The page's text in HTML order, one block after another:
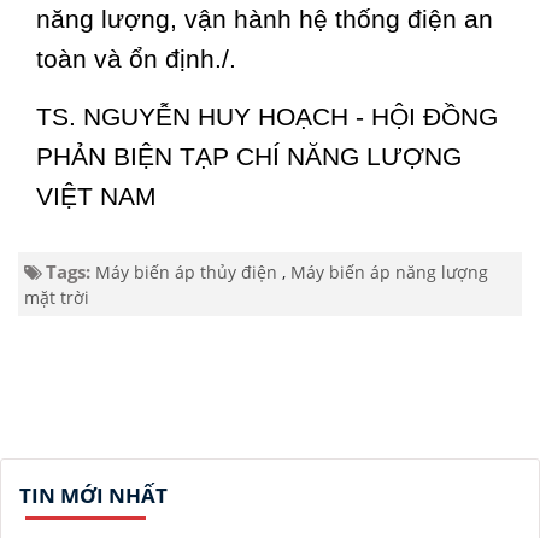
năng lượng, vận hành hệ thống điện an
toàn và ổn định./.
TS. NGUYỄN HUY HOẠCH - HỘI ĐỒNG
PHẢN BIỆN TẠP CHÍ NĂNG LƯỢNG
VIỆT NAM
Tags: Máy biến áp thủy điện , Máy biến áp năng lượng
mặt trời
TIN MỚI NHẤT